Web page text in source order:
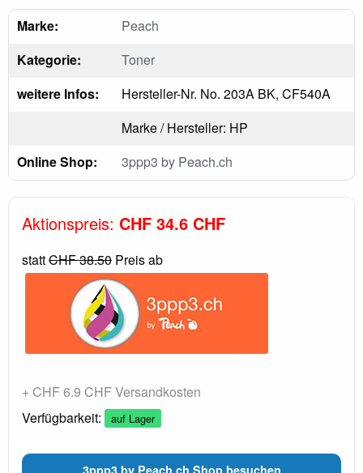
Marke:
Peach
Kategorie:
Toner
weitere Infos:
Hersteller-Nr. No. 203A BK, CF540A
Marke / Hersteller: HP
Online Shop:
3ppp3 by Peach.ch
Aktionspreis: CHF 34.6 CHF
stattCHF 38.50 Preis ab
+ CHF 6.9 CHF Versandkosten
Verfügbarkeit:
auf Lager